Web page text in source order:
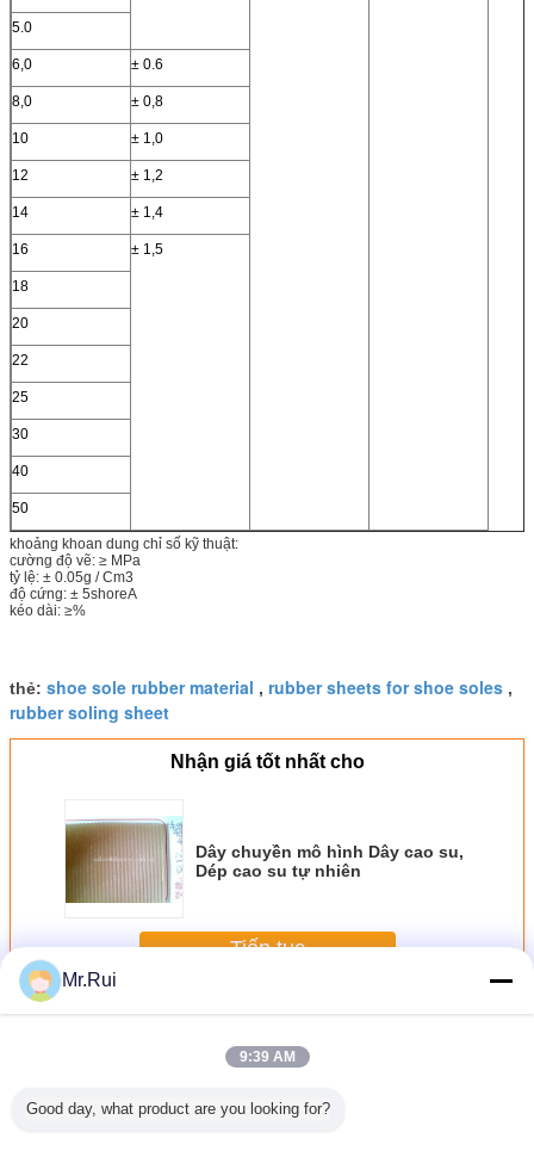
5.0
6,0 ± 0.6
8,0 ± 0,8
10 ± 1,0
12 ± 1,2
14 ± 1,4
16 ± 1,5
18
20
22
25
30
40
50
khoảng khoan dung chỉ số kỹ thuật:
cường độ vẽ: ≥ MPa
tỷ lệ: ± 0.05g / Cm3
độ cứng: ± 5shoreA
kéo dài: ≥%
thẻ: shoe sole rubber material , rubber sheets for shoe soles ,
rubber soling sheet
Nhận giá tốt nhất cho
Dây chuyền mô hình Dây cao su,
Dép cao su tự nhiên
Tiếp tục
HơnTấm lót giày cao su
Mr.Rui
9:39 AM
Good day, what product are you looking for?